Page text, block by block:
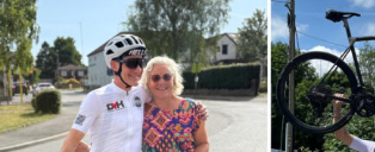
Tendances
Tous nos articles
À propos